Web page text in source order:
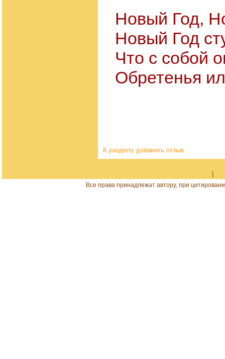
Новый Год,
Новый Год
Что с собой
Обретенья
К разделу добавить отзыв
Все права принадлежат автору, при